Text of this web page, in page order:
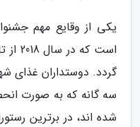
یکی از وقایع مهم
گردد. دوستداران غذای
سه گانه که به صورت
شده اند، در برترین